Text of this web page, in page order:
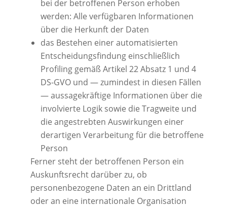
bei der betroffenen Person erhoben
werden: Alle verfügbaren Informationen
über die Herkunft der Daten
das Bestehen einer automatisierten
Entscheidungsfindung einschließlich
Profiling gemäß Artikel 22 Absatz 1 und 4
DS-GVO und — zumindest in diesen Fällen
— aussagekräftige Informationen über die
involvierte Logik sowie die Tragweite und
die angestrebten Auswirkungen einer
derartigen Verarbeitung für die betroffene
Person
Ferner steht der betroffenen Person ein
Auskunftsrecht darüber zu, ob
personenbezogene Daten an ein Drittland
oder an eine internationale Organisation